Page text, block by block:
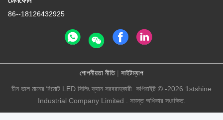
86--18126432925
গোপনীয়তা নীতি| সাইটম্যাপ
চীন ভাল মানের রিমোট LED সিলিং ফ্যান সরবরাহকারী. কপিরাইট © -2026 1stshine
Industrial Company Limited . সমস্ত অধিকার সংরক্ষিত.